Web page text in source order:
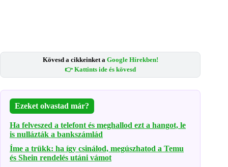
Kövesd a cikkeinket a Google Hírekben!
👉 Kattints ide és kövesd
Ezeket olvastad már?
Ha felveszed a telefont és meghallod ezt a hangot, le
is nullázták a bankszámlád
Íme a trükk: ha így csinálod, megúszhatod a Temu
és Shein rendelés utáni vámot